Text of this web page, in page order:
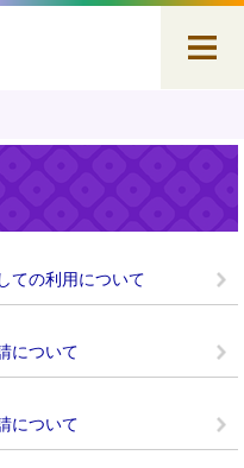
ての利用について
について
について